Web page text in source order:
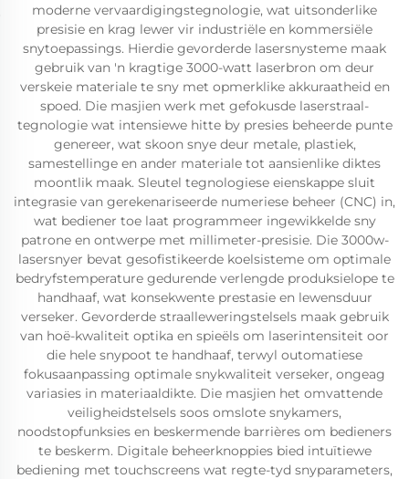
moderne vervaardigingstegnologie, wat uitsonderlike
presisie en krag lewer vir industriële en kommersiële
snytoepassings. Hierdie gevorderde lasersnysteme maak
gebruik van 'n kragtige 3000-watt laserbron om deur
verskeie materiale te sny met opmerklike akkuraatheid en
spoed. Die masjien werk met gefokusde laserstraal-
tegnologie wat intensiewe hitte by presies beheerde punte
genereer, wat skoon snye deur metale, plastiek,
samestellinge en ander materiale tot aansienlike diktes
moontlik maak. Sleutel tegnologiese eienskappe sluit
integrasie van gerekenariseerde numeriese beheer (CNC) in,
wat bediener toe laat programmeer ingewikkelde sny
patrone en ontwerpe met millimeter-presisie. Die 3000w-
lasersnyer bevat gesofistikeerde koelsisteme om optimale
bedryfstemperature gedurende verlengde produksielope te
handhaaf, wat konsekwente prestasie en lewensduur
verseker. Gevorderde straalleweringstelsels maak gebruik
van hoë-kwaliteit optika en spieëls om laserintensiteit oor
die hele snypoot te handhaaf, terwyl outomatiese
fokusaanpassing optimale snykwaliteit verseker, ongeag
variasies in materiaaldikte. Die masjien het omvattende
veiligheidstelsels soos omslote snykamers,
noodstopfunksies en beskermende barrières om bedieners
te beskerm. Digitale beheerknoppies bied intuïtiewe
bediening met touchscreens wat regte-tyd snyparameters,